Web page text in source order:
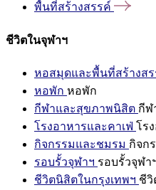
พื้นที่สร้างสรรค์
ชีวิตในจุฬาฯ
หอสมุดและพื้นที่สร้างส
หอพัก หอพัก
กีฬาและสุขภาพนิสิต กีฬ
โรงอาหารและคาเฟ่ โร
กิจกรรมและชมรม กิจก
รอบรั้วจุฬาฯ รอบรั้วจุฬา
ชีวิตนิสิตในกรุงเทพฯ ชีวิ